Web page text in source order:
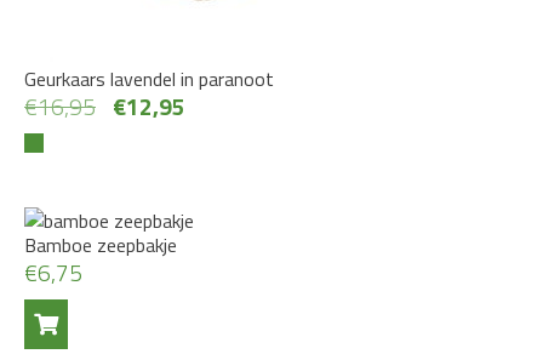
Geurkaars lavendel in paranoot
€16,95 Oorspronkelijke
€12,95
Bamboe zeepbakje
€6,75